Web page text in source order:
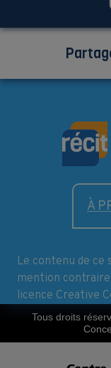
À
Le contenu de ce
mention
licence Creative
Tous droits